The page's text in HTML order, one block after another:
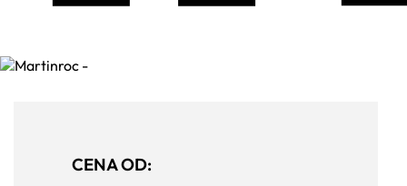
CENA OD: